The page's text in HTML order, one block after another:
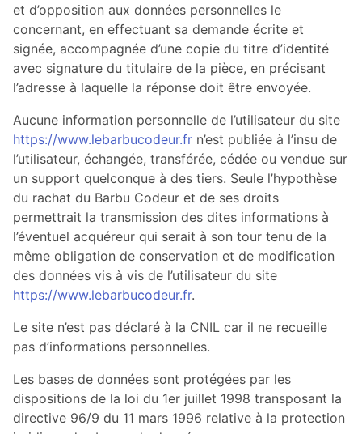
et d’opposition aux données personnelles le
concernant, en effectuant sa demande écrite et
signée, accompagnée d’une copie du titre d’identité
avec signature du titulaire de la pièce, en précisant
l’adresse à laquelle la réponse doit être envoyée.
Aucune information personnelle de l’utilisateur du site
https://www.lebarbucodeur.fr n’est publiée à l’insu de
l’utilisateur, échangée, transférée, cédée ou vendue sur
un support quelconque à des tiers. Seule l’hypothèse
du rachat du Barbu Codeur et de ses droits
permettrait la transmission des dites informations à
l’éventuel acquéreur qui serait à son tour tenu de la
même obligation de conservation et de modification
des données vis à vis de l’utilisateur du site
https://www.lebarbucodeur.fr.
Le site n’est pas déclaré à la CNIL car il ne recueille
pas d’informations personnelles.
Les bases de données sont protégées par les
dispositions de la loi du 1er juillet 1998 transposant la
directive 96/9 du 11 mars 1996 relative à la protection